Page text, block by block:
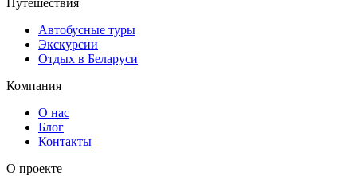
Автобусные туры
Экскурсии
Отдых в Беларуси
Компания
О нас
Блог
Контакты
О проекте